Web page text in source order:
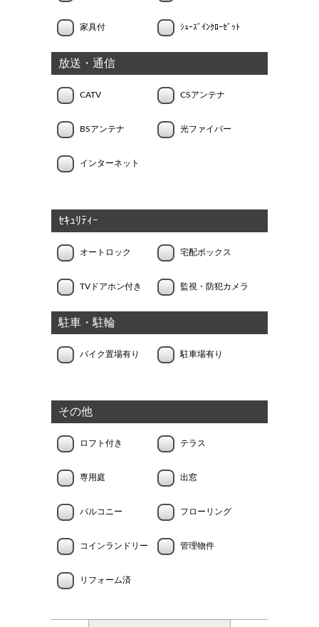
家具付 ｼｭｰｽﾞｲﾝｸﾛｰｾﾞｯﾄ
放送・通信
CATV CSアンテナ
BSアンテナ 光ファイバー
インターネット
ｾｷｭﾘﾃｨｰ
オートロック 宅配ボックス
TVドアホン付き 監視・防犯カメラ
駐車・駐輪
バイク置場有り 駐車場有り
その他
ロフト付き テラス
専用庭 出窓
バルコニー フローリング
コインランドリー 管理物件
リフォーム済